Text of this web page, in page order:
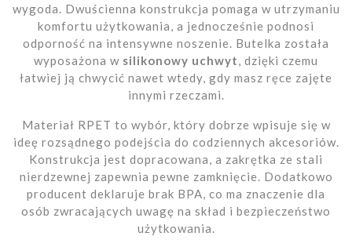
wygoda. Dwuścienna konstrukcja pomaga w utrzymaniu
komfortu użytkowania, a jednocześnie podnosi
odporność na intensywne noszenie. Butelka została
wyposażona w silikonowy uchwyt, dzięki czemu
łatwiej ją chwycić nawet wtedy, gdy masz ręce zajęte
innymi rzeczami.
Materiał RPET to wybór, który dobrze wpisuje się w
ideę rozsądnego podejścia do codziennych akcesoriów.
Konstrukcja jest dopracowana, a zakrętka ze stali
nierdzewnej zapewnia pewne zamknięcie. Dodatkowo
producent deklaruje brak BPA, co ma znaczenie dla
osób zwracających uwagę na skład i bezpieczeństwo
użytkowania.